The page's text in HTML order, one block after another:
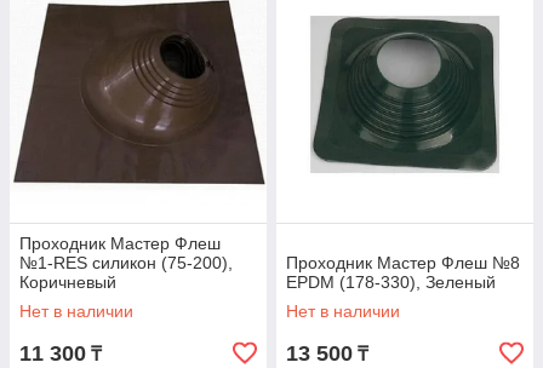
Проходник Мастер Флеш
№1-RES силикон (75-200),
Коричневый
Нет в наличии
11 300 ₸
Проходник Мастер Флеш №8
EPDM (178-330), Зеленый
Нет в наличии
13 500 ₸